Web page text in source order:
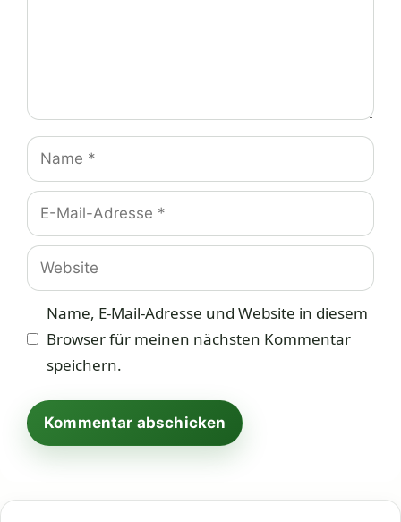
Name
E-
Mail-
Adresse
Website
Name, E-Mail-Adresse und Website in diesem
Browser für meinen nächsten Kommentar
speichern.